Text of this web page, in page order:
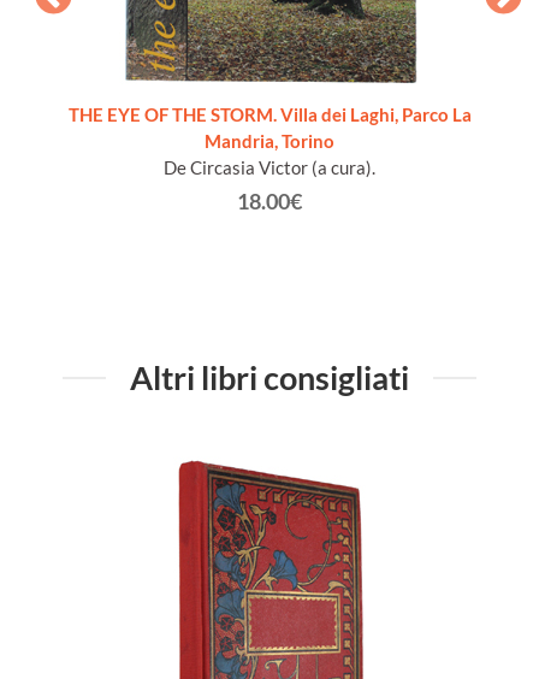
THE EYE OF THE STORM. Villa dei Laghi, Parco La
Mandria, Torino
De Circasia Victor (a cura).
18.00€
Altri libri consigliati